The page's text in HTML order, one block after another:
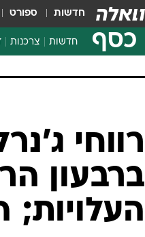
חדשות ספורט
כסף חדשות צרכנות
השוואת
צרכנות
ברבעון
העלויות;